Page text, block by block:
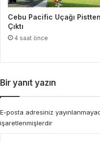
Cebu Pacific Uçağı Pistten
Çıktı
4 saat önce
Bir yanıt yazın
E-posta adresiniz
işaretlenmişlerdir